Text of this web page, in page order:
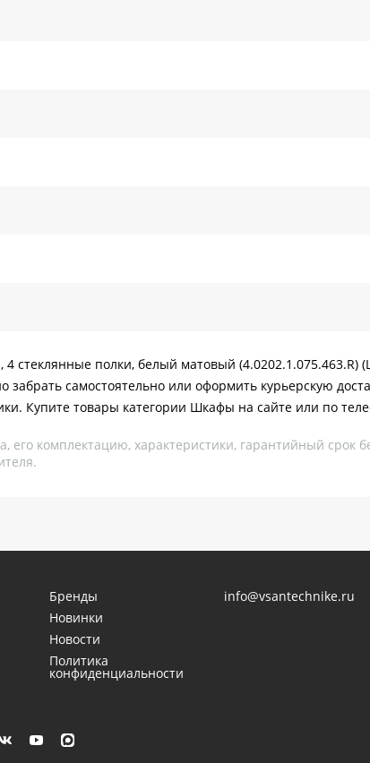
стеклянные полки, белый матовый
самостоятельно или оформить курьерскую
Купите товары категории Шкафы на сайте или по
комплектацию, характеристики, гарантийный срок
Бренды
Новинки
Новости
Политика
конфиденциальности
info@vsantechnike.ru